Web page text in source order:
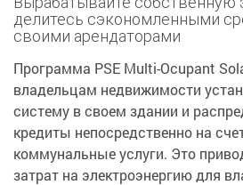
делитесь сэкономленными
своими арендаторами
Программа PSE Multi-Ocupant
владельцам недвижимости
систему в своем здании и
кредиты непосредственно на
коммунальные услуги. Это
затрат на электроэнергию для